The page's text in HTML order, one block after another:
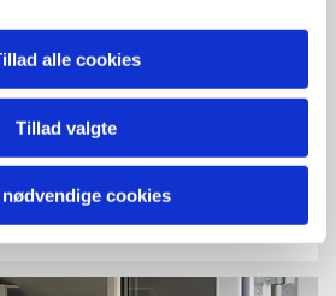
alle cookies
Tillad valgte
cookies